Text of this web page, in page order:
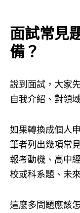
面試常見
備？
說到面試，大家
自我介紹、對領
如果轉換成個人
筆者列出幾項常
報考動機、高中
校或科系題、未
這麼多問題應該